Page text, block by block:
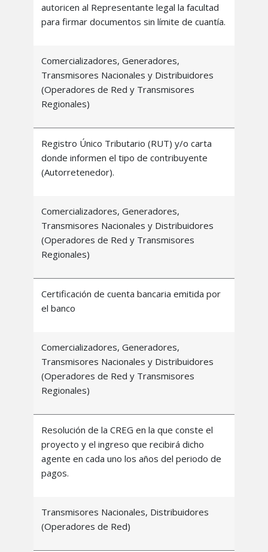
autoricen al Representante legal la facultad
para firmar documentos sin límite de cuantía.
Comercializadores, Generadores,
Transmisores Nacionales y Distribuidores
(Operadores de Red y Transmisores
Regionales)
Registro Único Tributario (RUT) y/o carta
donde informen el tipo de contribuyente
(Autorretenedor).
Comercializadores, Generadores,
Transmisores Nacionales y Distribuidores
(Operadores de Red y Transmisores
Regionales)
Certificación de cuenta bancaria emitida por
el banco
Comercializadores, Generadores,
Transmisores Nacionales y Distribuidores
(Operadores de Red y Transmisores
Regionales)
Resolución de la CREG en la que conste el
proyecto y el ingreso que recibirá dicho
agente en cada uno los años del periodo de
pagos.
Transmisores Nacionales, Distribuidores
(Operadores de Red)